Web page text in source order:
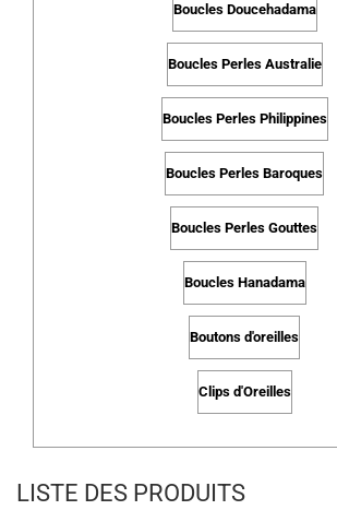
Boucles Doucehadama
Boucles Perles Australie
Boucles Perles Philippines
Boucles Perles Baroques
Boucles Perles Gouttes
Boucles Hanadama
Boutons d'oreilles
Clips d'Oreilles
LISTE DES PRODUITS